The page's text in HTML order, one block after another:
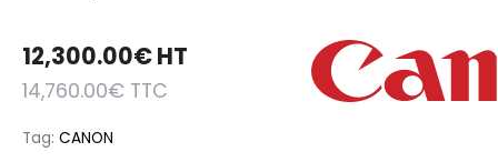
12,300.00€HT
14,760.00€ TTC
Tag: CANON